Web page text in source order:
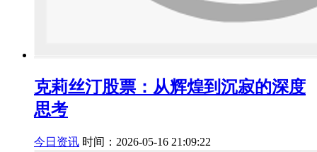
克莉丝汀股票：从辉煌到沉寂的深度
思考
今日资讯 时间：2026-05-16 21:09:22